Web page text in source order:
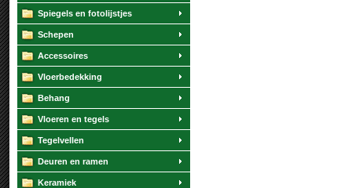
Spiegels en fotolijstjes
Schepen
Accessoires
Vloerbedekking
Behang
Vloeren en tegels
Tegelvellen
Deuren en ramen
Keramiek